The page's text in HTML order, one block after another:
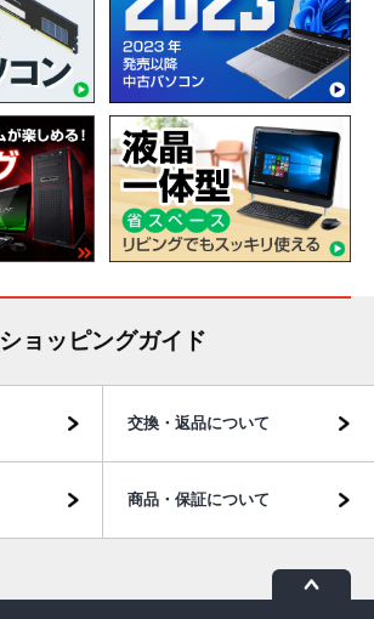
ショッピングガイド
交換・返品について
商品・保証について